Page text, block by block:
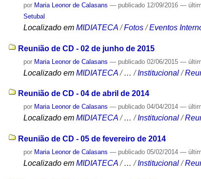
por Maria Leonor de Calasans — publicado 12/09/2016—
Setubal
Localizado em MIDIATECA /Fotos /Eventos
Reunião de CD - 02 de junho de 2015
por Maria Leonor de Calasans — publicado 02/06/2015—
Localizado em MIDIATECA /…/Institucional /
Reunião de CD - 04 de abril de 2014
por Maria Leonor de Calasans — publicado 04/04/2014—
Localizado em MIDIATECA /…/Institucional /
Reunião de CD - 05 de fevereiro de 2014
por Maria Leonor de Calasans — publicado 05/02/2014—
Localizado em MIDIATECA /…/Institucional /